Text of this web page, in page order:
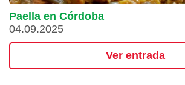
Paella en Córdoba
04.09.2025
Ver entrada